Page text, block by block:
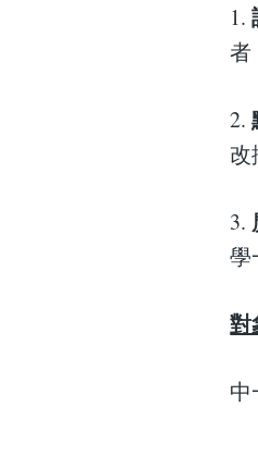
1.
者
2.
改
3.
學
對
中